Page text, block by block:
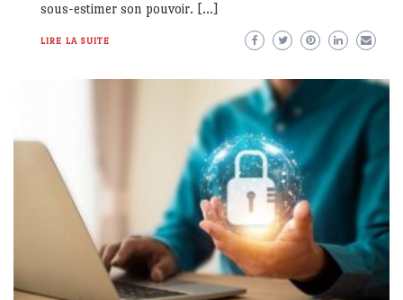
sous-estimer son pouvoir. […]
LIRE LA SUITE